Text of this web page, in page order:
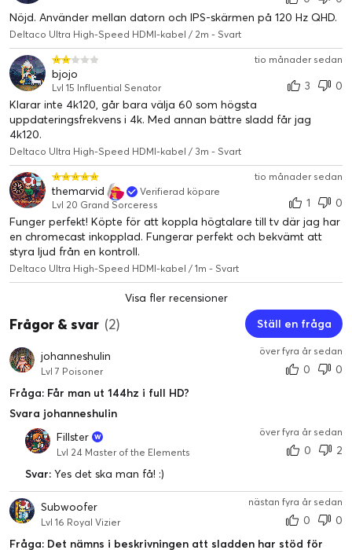
Nöjd. Använder mellan datorn och IPS-skärmen på 120 Hz QHD.
Deltaco Ultra High-Speed HDMI-kabel / 2m - Svart
tio månader sedan
bjojo
Lvl 15 Influential Senator 3
0
Klarar inte 4k120, går bara välja 60 som högsta
uppdateringsfrekvens i 4k. Med annan bättre sladd får jag
4k120.
Deltaco Ultra High-Speed HDMI-kabel / 3m - Svart
tio månader sedan
themarvid
Verifierad köpare
Lvl 20 Grand Sorceress
1
0
Funger perfekt! Köpte för att koppla högtalare till tv där jag har
en chromecast inkopplad. Fungerar perfekt och bekvämt att
styra ljud från en kontroll.
Deltaco Ultra High-Speed HDMI-kabel / 1m - Svart
Visa fler recensioner
Frågor & svar (2) Ställ en fråga
johanneshulin
Lvl 7 Poisoner
över fyra år sedan
0
0
Fråga: Får man ut 144hz i full HD?
Svara johanneshulin
Fillster
Lvl 24 Master of the Elements
över fyra år sedan
0
2
Svar: Yes det ska man få! :)
Subwoofer
Lvl 16 Royal Vizier
nästan fyra år sedan
0
0
Fråga: Det nämns i beskrivningen att sladden har stöd för